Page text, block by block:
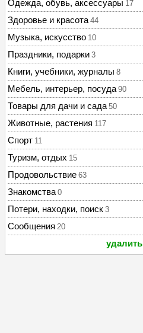
Одежда, обувь, аксессуары 17
Здоровье и красота 44
Музыка, искусство 10
Праздники, подарки 3
Книги, учебники, журналы 8
Мебель, интерьер, посуда 90
Товары для дачи и сада 50
Животные, растения 117
Спорт 11
Туризм, отдых 15
Продовольствие 63
Знакомства 0
Потери, находки, поиск 3
Сообщения 20
удалить